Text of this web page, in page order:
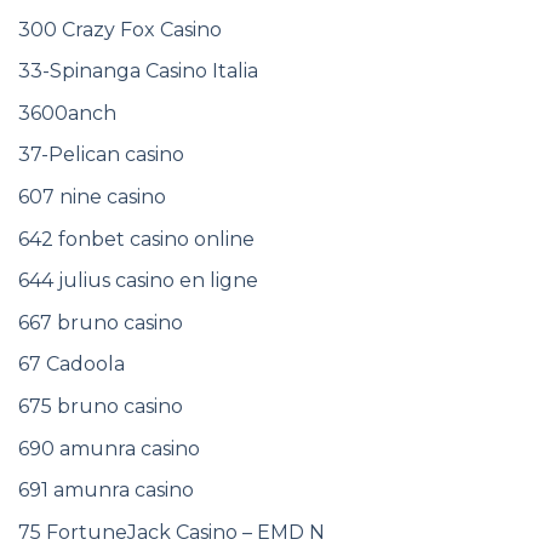
300 Crazy Fox Casino
33-Spinanga Casino Italia
3600anch
37-Pelican casino
607 nine casino
642 fonbet casino online
644 julius casino en ligne
667 bruno casino
67 Cadoola
675 bruno casino
690 amunra casino
691 amunra casino
75 FortuneJack Casino – EMD N